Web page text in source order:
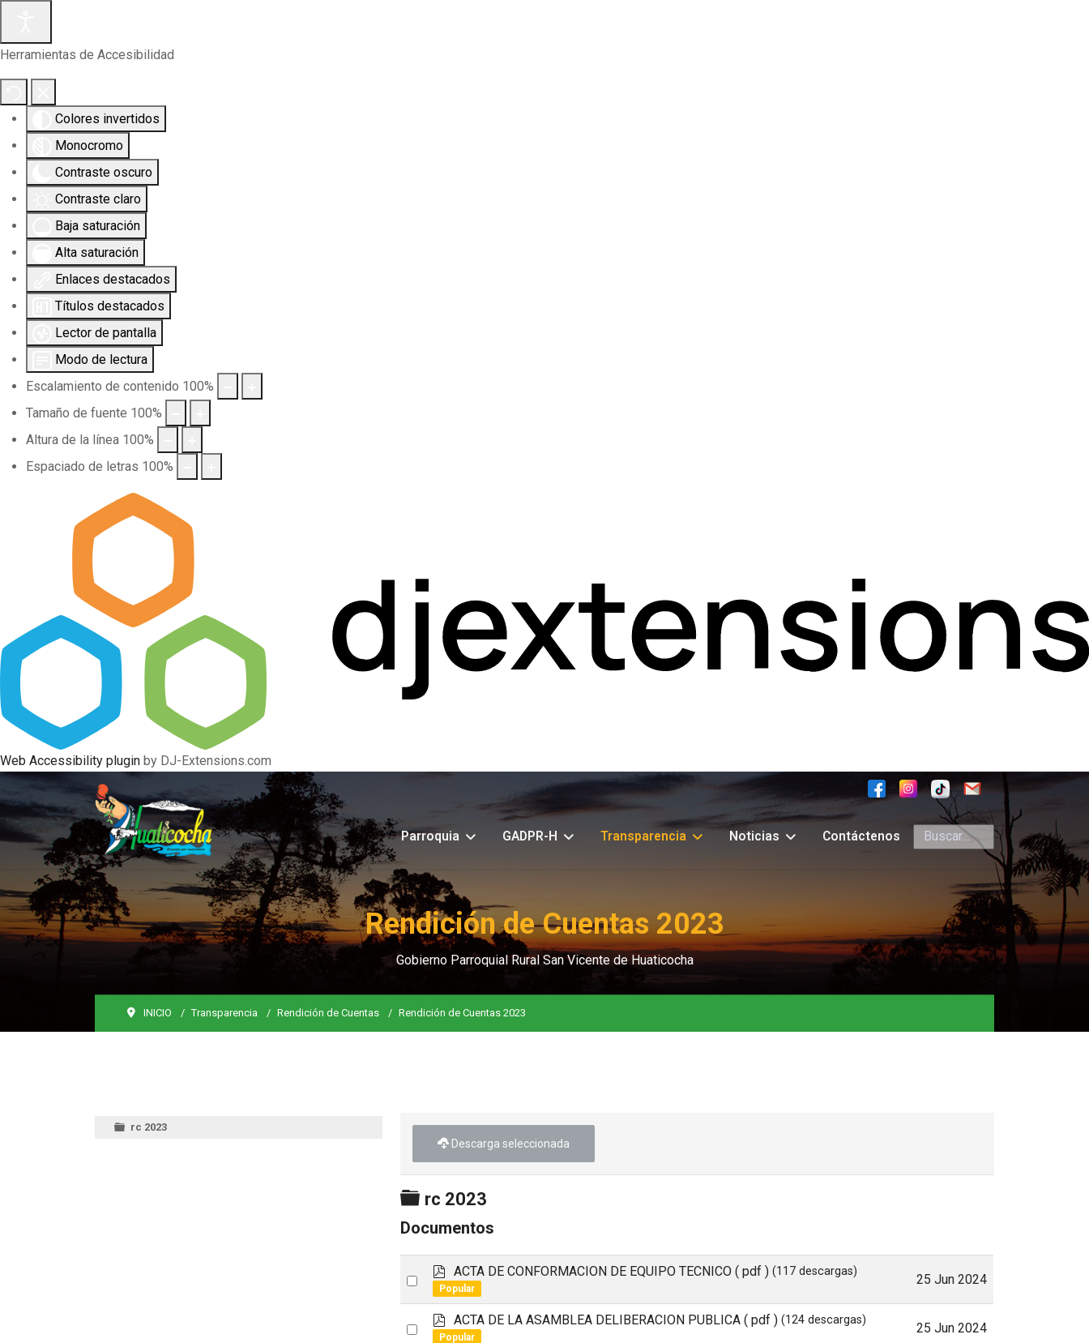
Herramientas de Accesibilidad
Colores invertidos
Monocromo
Contraste oscuro
Contraste claro
Baja saturación
Alta saturación
Enlaces destacados
Títulos destacados
Lector de pantalla
Modo de lectura
Escalamiento de contenido 100%
Tamaño de fuente 100%
Altura de la línea 100%
Espaciado de letras 100%
Web Accessibility plugin by DJ-Extensions.com
Parroquia GADPR-H Transparencia Noticias Contáctenos Buscar
Rendición de Cuentas 2023
Gobierno Parroquial Rural San Vicente de Huaticocha
INICIO Transparencia Rendición de Cuentas Rendición de Cuentas 2023
rc 2023
Descarga seleccionada
Carpeta
rc 2023
Documentos
Select
an
item
p
d
f
ACTA DE CONFORMACION DE EQUIPO TECNICO ( pdf ) (117 descargas)
Popular
25 Jun 2024
Select
p
d
ACTA DE LA ASAMBLEA DELIBERACION PUBLICA ( pdf ) (124 descargas)
Popular
25 Jun 2024